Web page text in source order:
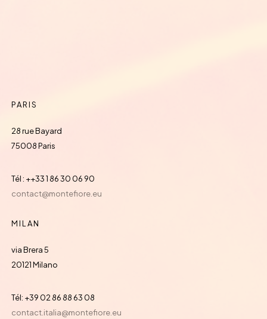
PARIS
28 rue Bayard
75008 Paris
Tél : ++33 1 86 30 06 90
contact@montefiore.eu
MILAN
via Brera 5
20121 Milano
Tél: +39 02 86 88 63 08
contact.italia@montefiore.eu